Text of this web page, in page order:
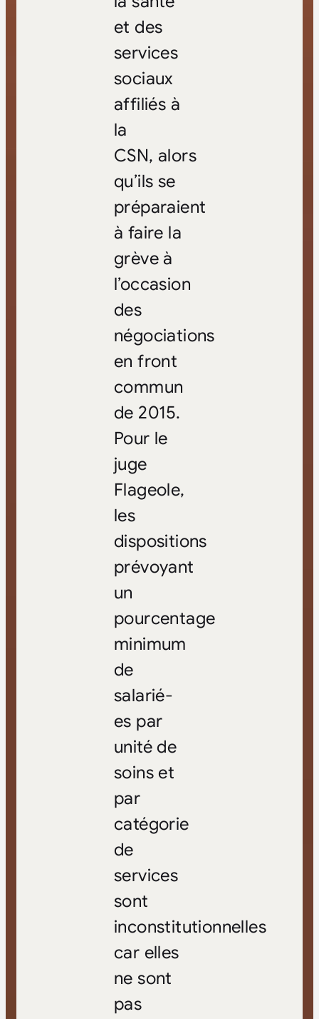
et des
services
sociaux
affiliés à
la
CSN, alors
qu’ils se
préparaient
à faire la
grève à
l’occasion
des
négociations
en front
commun
de 2015.
Pour le
juge
Flageole,
les
dispositions
prévoyant
un
pourcentage
minimum
de
salarié-
es par
unité de
soins et
par
catégorie
de
services
sont
inconstitutionnelles
car elles
ne sont
pas